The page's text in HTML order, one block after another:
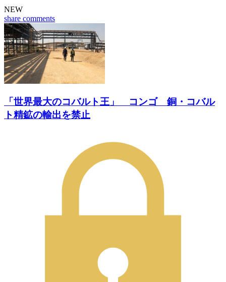
NEW
share comments
「世界最大のコバルト王」 コンゴ 銅・コバル
ト精鉱の輸出を禁止